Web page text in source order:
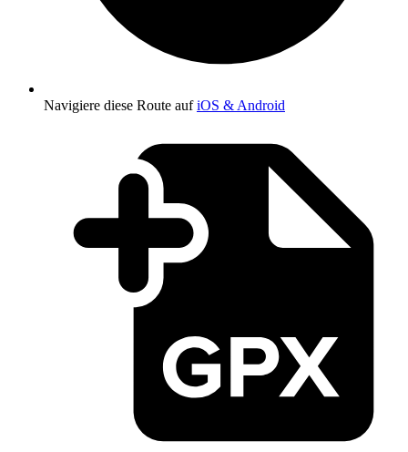
Navigiere diese Route aufiOS & Android